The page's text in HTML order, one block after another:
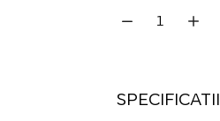
SPECIFICATII